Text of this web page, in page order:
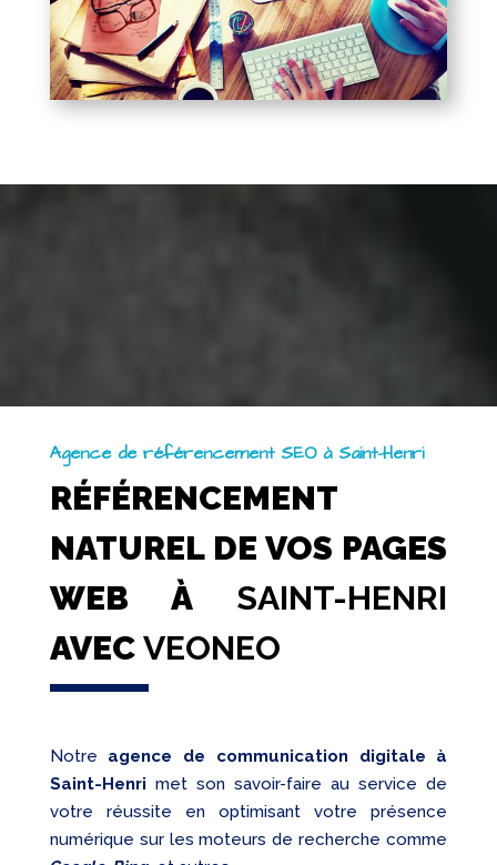
Agence de référencement SEO à Saint-Henri
RÉFÉRENCEMENT
NATUREL DE VOS PAGES
WEB À SAINT-HENRI
AVEC VEONEO
Notre agence de communication digitale à
Saint-Henri met son savoir-faire au service de
votre réussite en optimisant votre présence
numérique sur les moteurs de recherche comme